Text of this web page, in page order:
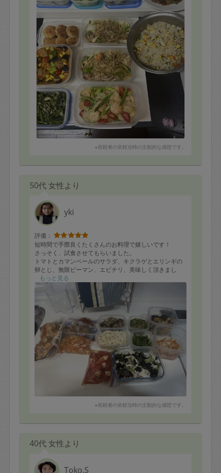
※依頼者の依頼当時の主観的な感想です。
50代 女性より
yki
評価：
短時間で手際良くたくさんのお料理で嬉しいです！
さっそく、試食させてもらいました。
トマトとカマンベールのサラダ、キクラゲとエリンギの
卵とじ、無限ピーマン、エビチリ、美味しく頂きまし
た。
まだ、食べてないお料理もとても楽しみです。
作業終了にはキッチンもピカピカになってました。
もっと見る
※依頼者の依頼当時の主観的な感想です。
40代 女性より
Toko.S